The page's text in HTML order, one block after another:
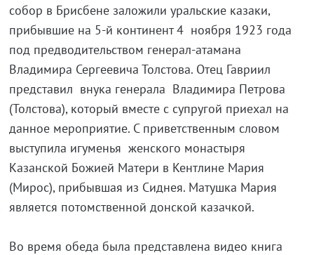
собор в Брисбене заложили уральские казаки,
прибывшие на 5-й континент 4 ноября 1923 года
под предводительством генерал-атамана
Владимира Сергеевича Толстова. Отец Гавриил
представил внука генерала Владимира Петрова
(Толстова), который вместе с супругой приехал на
данное мероприятие. С приветственным словом
выступила игуменья женского монастыря
Казанской Божией Матери в Кентлине Мария
(Мирос), прибывшая из Сиднея. Матушка Мария
является потомственной донской казачкой.
Во время обеда была представлена видео книга